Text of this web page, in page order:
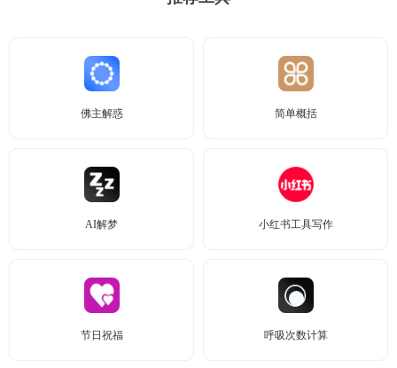
佛主解惑 简单概括
AI解梦 小红书工具写作
节日祝福 呼吸次数计算